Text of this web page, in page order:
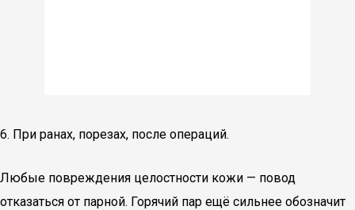
6. При ранах, порезах, после операций.
Любые повреждения целостности кожи — повод
отказаться от парной. Горячий пар ещё сильнее обозначит